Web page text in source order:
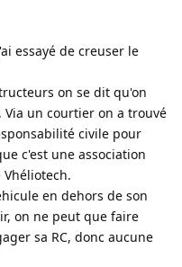
essayé de creuser le
on se dit qu'on
un courtier on a trouvé
civile pour
c'est une association
en dehors de son
on ne peut que faire
sa RC, donc aucune